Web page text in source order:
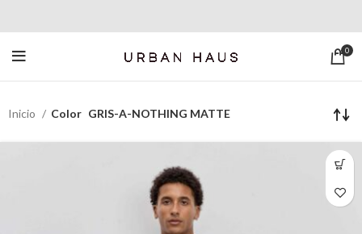
0
Inicio Color GRIS-A-NOTHING MATTE